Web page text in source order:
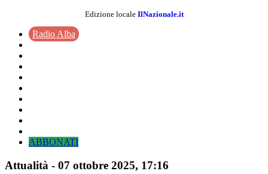
Edizione locale IlNazionale.it
Radio Alba
ABBONATI
Attualità - 07 ottobre 2025, 17:16